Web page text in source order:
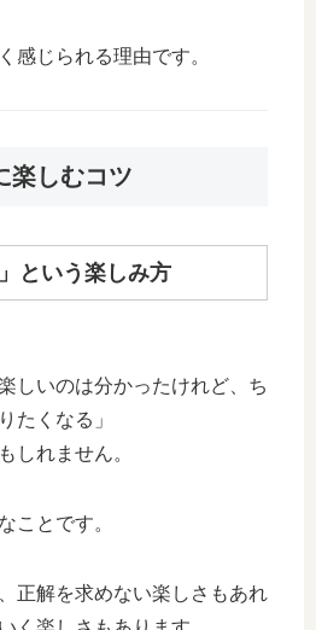
感じられる理由です。
楽しむコツ
という楽しみ方
しいのは分かったけれど、ち
たくなる」
しれません。
ことです。
正解を求めない楽しさもあれ